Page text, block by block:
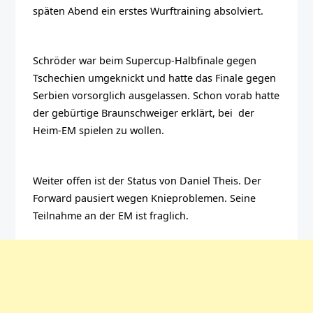
späten Abend ein erstes Wurftraining absolviert.
Schröder war beim Supercup-Halbfinale gegen
Tschechien umgeknickt und hatte das Finale gegen
Serbien vorsorglich ausgelassen. Schon vorab hatte
der gebürtige Braunschweiger erklärt, bei der
Heim-EM spielen zu wollen.
Weiter offen ist der Status von Daniel Theis. Der
Forward pausiert wegen Knieproblemen. Seine
Teilnahme an der EM ist fraglich.